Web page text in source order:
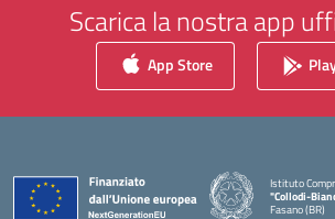
Scarica la nostra app
App Store
Istituto
"Collodi-
Fasano (BR)